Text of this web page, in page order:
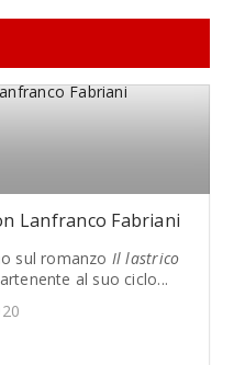
Lanfranco Fabriani
sul romanzo Il lastrico
al suo ciclo...